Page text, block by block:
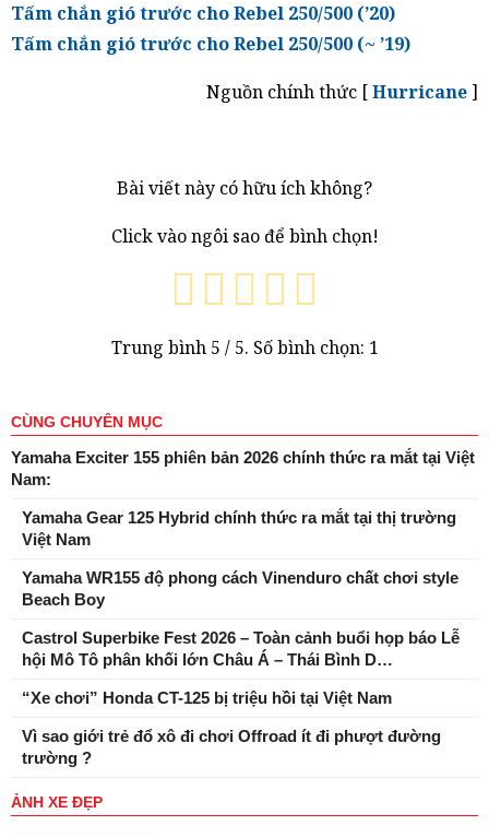
Tấm chắn gió trước cho Rebel 250/500 (’20)
Tấm chắn gió trước cho Rebel 250/500 (~ ’19)
Nguồn chính thức [Hurricane ]
Bài viết này có hữu ích không?
Click vào ngôi sao để bình chọn!
Trung bình 5 / 5. Số bình chọn: 1
CÙNG CHUYÊN MỤC
Yamaha Exciter 155 phiên bản 2026 chính thức ra mắt tại Việt
Nam:
Yamaha Gear 125 Hybrid chính thức ra mắt tại thị trường
Việt Nam
Yamaha WR155 độ phong cách Vinenduro chất chơi style
Beach Boy
Castrol Superbike Fest 2026 – Toàn cảnh buổi họp báo Lễ
hội Mô Tô phân khối lớn Châu Á – Thái Bình D…
“Xe chơi” Honda CT-125 bị triệu hồi tại Việt Nam
Vì sao giới trẻ đổ xô đi chơi Offroad ít đi phượt đường
trường ?
ẢNH XE ĐẸP